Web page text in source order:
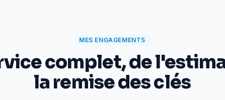
MES ENGAGEMENTS
complet, de
la remise des clés